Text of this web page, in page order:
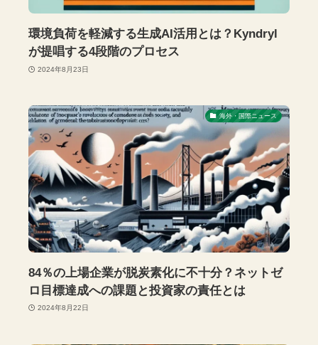
環境負荷を軽減する生成AI活用とは？Kyndryl
が提唱する4段階のプロセス
2024年8月23日
海外・国際ニュース
84％の上場企業が脱炭素化に不十分？ネットゼ
ロ目標達成への課題と投資家の責任とは
2024年8月22日